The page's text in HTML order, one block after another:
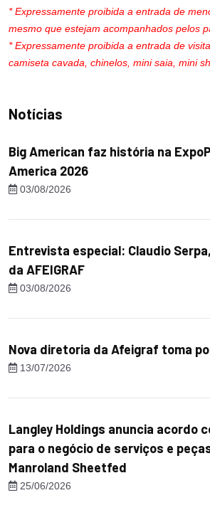
* Expressamente proibida a entrada de
mesmo que estejam acompanhados pelos
* Expressamente proibida a entrada de
camiseta cavada, chinelos, mini saia, mini
Notícias
Big American faz história na
America 2026
03/08/2026
Entrevista especial: Claudio
da AFEIGRAF
03/08/2026
Nova diretoria da Afeigraf toma
13/07/2026
Langley Holdings anuncia acordo
para o negócio de serviços e
Manroland Sheetfed
25/06/2026